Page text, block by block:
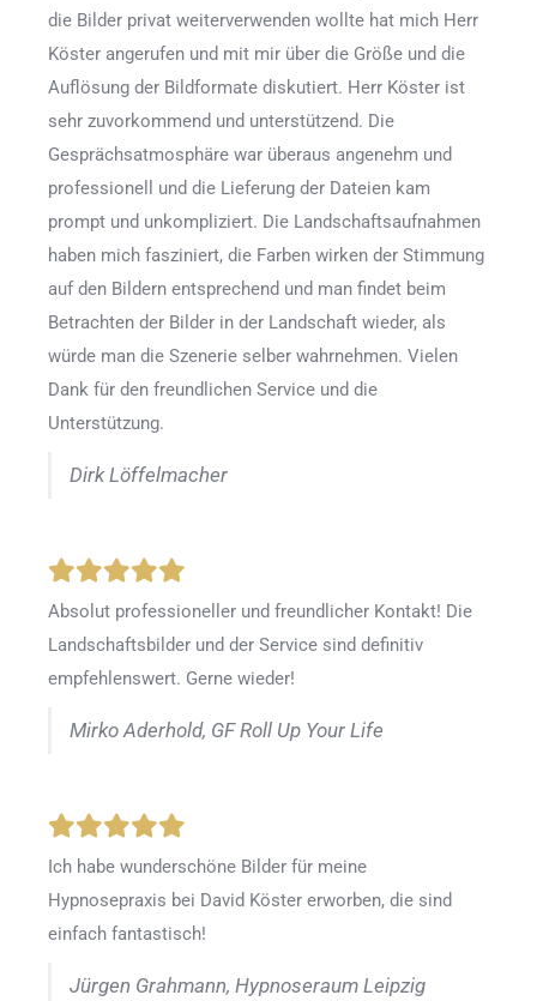
die Bilder privat weiterverwenden wollte hat mich Herr
Köster angerufen und mit mir über die Größe und die
Auflösung der Bildformate diskutiert. Herr Köster ist
sehr zuvorkommend und unterstützend. Die
Gesprächsatmosphäre war überaus angenehm und
professionell und die Lieferung der Dateien kam
prompt und unkompliziert. Die Landschaftsaufnahmen
haben mich fasziniert, die Farben wirken der Stimmung
auf den Bildern entsprechend und man findet beim
Betrachten der Bilder in der Landschaft wieder, als
würde man die Szenerie selber wahrnehmen. Vielen
Dank für den freundlichen Service und die
Unterstützung.
Dirk Löffelmacher
Absolut professioneller und freundlicher Kontakt! Die
Landschaftsbilder und der Service sind definitiv
empfehlenswert. Gerne wieder!
Mirko Aderhold, GF Roll Up Your Life
Ich habe wunderschöne Bilder für meine
Hypnosepraxis bei David Köster erworben, die sind
einfach fantastisch!
Jürgen Grahmann, Hypnoseraum Leipzig